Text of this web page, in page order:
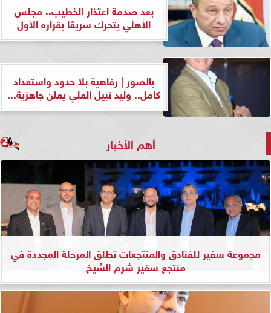
بعد صدمة اعتذار الخطيب.. مجلس
الأهلي يتحرك سريعًا بقراره الأول
بالصور | رفاهية بلا حدود واستعداد
كامل.. وليد نبيل العلي يعلن جاهزية...
أهم الأخبار
مجموعة سفير للفنادق والمنتجعات تطلق المرحلة المجددة في
منتجع سفير شرم الشيخ